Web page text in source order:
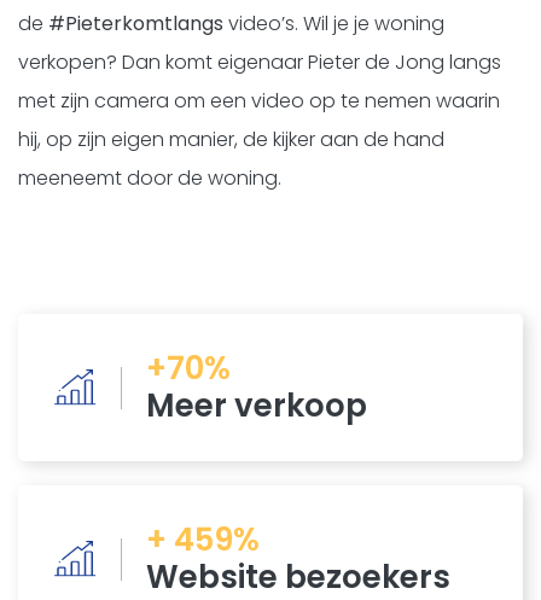
de #Pieterkomtlangs video’s. Wil je je woning
verkopen? Dan komt eigenaar Pieter de Jong langs
met zijn camera om een video op te nemen waarin
hij, op zijn eigen manier, de kijker aan de hand
meeneemt door de woning.
+70%
Meer verkoop
+ 459%
Website bezoekers